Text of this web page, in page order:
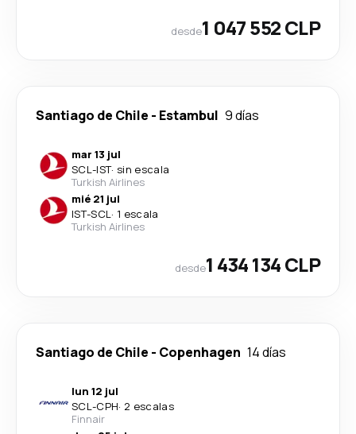
desde1 047 552 CLP
Santiago de Chile - Estambul 9 días
mar 13 jul
SCL-IST· sin escala
Turkish Airlines
mié 21 jul
IST-SCL· 1 escala
Turkish Airlines
desde1 434 134 CLP
Santiago de Chile - Copenhagen 14 días
lun 12 jul
SCL-CPH· 2 escalas
Finnair